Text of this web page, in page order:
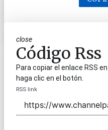
close
Código Rss
Para copiar el enlace RSS
haga clic en el botón.
RSS link